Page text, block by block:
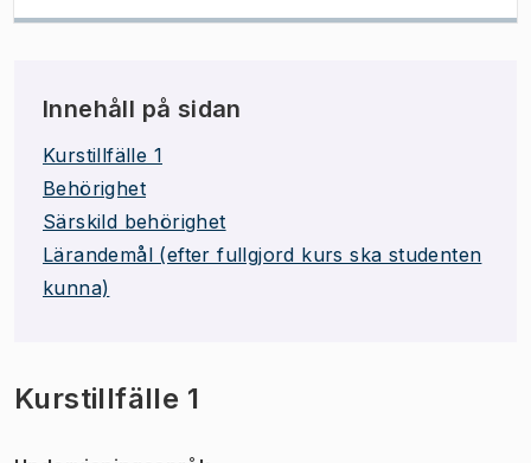
Innehåll på sidan
Kurstillfälle 1
Behörighet
Särskild behörighet
Lärandemål (efter fullgjord kurs ska studenten
kunna)
Kurstillfälle 1